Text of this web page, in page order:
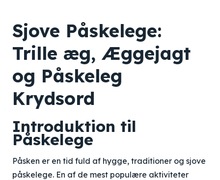
Sjove Påskelege:
Trille æg, Æggejagt
og Påskeleg
Krydsord
Introduktion til
Påskelege
Påsken er en tid fuld af hygge, traditioner og sjove
påskelege. En af de mest populære aktiviteter